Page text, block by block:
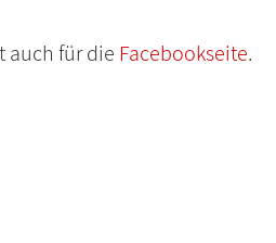
auch für die Facebookseite.